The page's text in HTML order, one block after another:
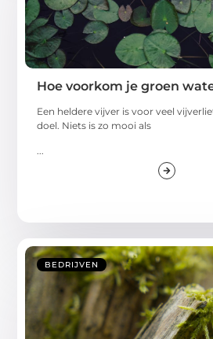
Hoe voorkom je groen
Een heldere vijver is voor veel
doel. Niets is zo mooi als
...
BEDRIJVEN